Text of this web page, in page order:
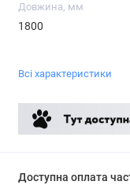
Довжина, мм
1800
Всі характеристики
Доступна оплата